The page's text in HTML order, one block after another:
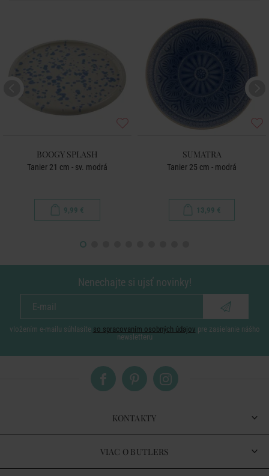
BOOGY SPLASH
Tanier 21 cm - sv. modrá
9,99 €
SUMATRA
Tanier 25 cm - modrá
13,99 €
Nenechajte si ujsť novinky!
vložením e-mailu súhlasíte so spracovaním osobných údajov pre zasielanie nášho
newsletteru
KONTAKTY
VIAC O BUTLERS